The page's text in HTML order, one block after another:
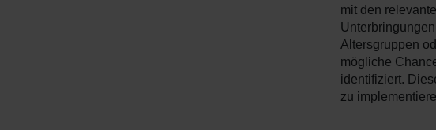
mit den
Altersgruppen
mögliche
identifiziert.
zu